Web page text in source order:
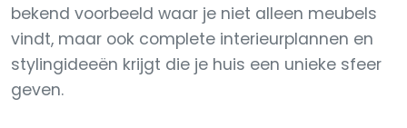
bekend voorbeeld waar je niet alleen meubels
vindt, maar ook complete interieurplannen en
stylingideeën krijgt die je huis een unieke sfeer
geven.